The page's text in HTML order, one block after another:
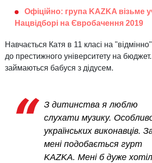
Офіційно: група KAZKA візьме
Нацвідборі на Євробачення 2019
Навчається Катя в 11 класі на
до престижного університету на
займаються бабуся з дідусем.
З дитинства я люблю
слухати музику.
українських виконавців.
мені подобається гурт
KAZKA. Мені б дуже